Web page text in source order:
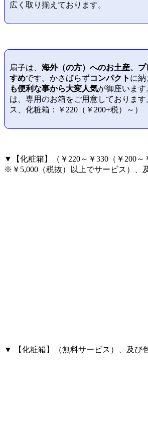
広く取り揃えております。
扇子は、 海外（の方）へのお土産、
すめです。かさばらずコンパクト に納
も便利な事から大変人気が御座いま
は、専用のお箱をご用意しておりま
ス、化粧箱：￥220（￥200+税）～）
▼【化粧箱】（￥220～￥330（￥200～
※￥5,000（税抜）以上でサービス）、
▼ 【化粧箱】（無料サービス）、及び